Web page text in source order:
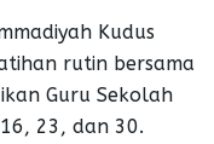
Kudus
rutin bersama
Guru Sekolah
23, dan 30.